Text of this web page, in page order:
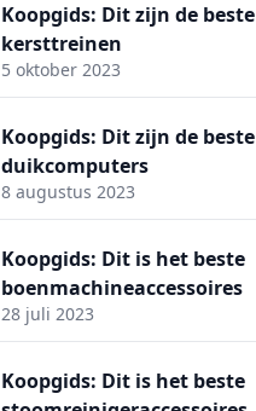
Koopgids: Dit zijn de beste
kersttreinen
5 oktober 2023
Koopgids: Dit zijn de beste
duikcomputers
8 augustus 2023
Koopgids: Dit is het beste
boenmachineaccessoires
28 juli 2023
Koopgids: Dit is het beste